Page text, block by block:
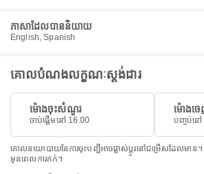
ភាសាដែលបាននិយាយ
English, Spanish
គោលបំណងលក្ខណៈស្តង់ដារ
ម៉ោងចុះសំណួរ
ចាប់ផ្តើមនៅ 16.00
ម៉ោងចេ
បញ្ចប់ន
គោលនយោបាយនៃការចុះបញ្ជីអាចផ្លាស់ប្តូរនៅជម្រើសដែលមាន
មុនពេលការកក់។